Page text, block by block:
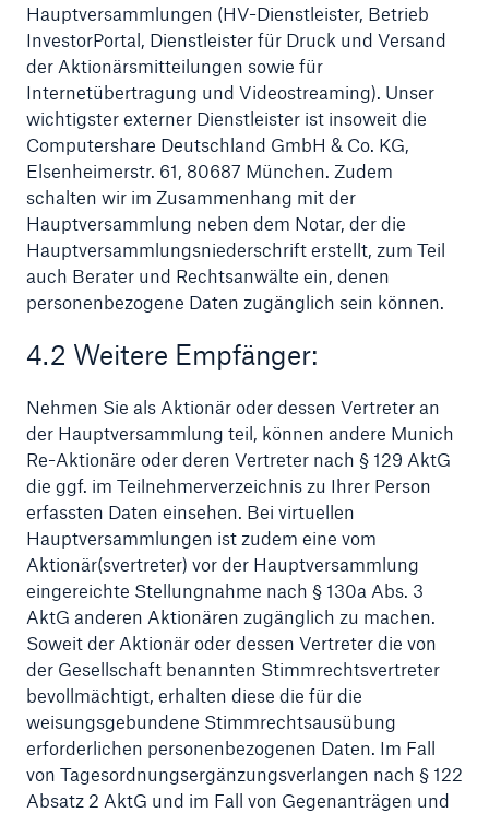
Hauptversammlungen (HV-Dienstleister, Betrieb
InvestorPortal, Dienstleister für Druck und Versand
der Aktionärsmitteilungen sowie für
Internetübertragung und Videostreaming). Unser
wichtigster externer Dienstleister ist insoweit die
Computershare Deutschland GmbH & Co. KG,
Elsenheimerstr. 61, 80687 München. Zudem
schalten wir im Zusammenhang mit der
Hauptversammlung neben dem Notar, der die
Hauptversammlungsniederschrift erstellt, zum Teil
auch Berater und Rechtsanwälte ein, denen
personenbezogene Daten zugänglich sein können.
4.2 Weitere Empfänger:
Nehmen Sie als Aktionär oder dessen Vertreter an
der Hauptversammlung teil, können andere Munich
Re-Aktionäre oder deren Vertreter nach § 129 AktG
die ggf. im Teilnehmerverzeichnis zu Ihrer Person
erfassten Daten einsehen. Bei virtuellen
Hauptversammlungen ist zudem eine vom
Aktionär(svertreter) vor der Hauptversammlung
eingereichte Stellungnahme nach § 130a Abs. 3
AktG anderen Aktionären zugänglich zu machen.
Soweit der Aktionär oder dessen Vertreter die von
der Gesellschaft benannten Stimmrechtsvertreter
bevollmächtigt, erhalten diese die für die
weisungsgebundene Stimmrechtsausübung
erforderlichen personenbezogenen Daten. Im Fall
von Tagesordnungsergänzungsverlangen nach § 122
Absatz 2 AktG und im Fall von Gegenanträgen und